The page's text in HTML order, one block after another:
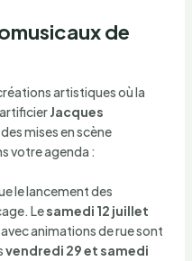
de
artistiques où la
Jacques
mises en scène
votre agenda :
le lancement des
Lesamedi 12 juillet
animations de rue sont
vendredi 29 et samedi